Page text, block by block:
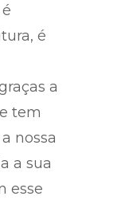
é
a
tem
nossa
a sua
esse